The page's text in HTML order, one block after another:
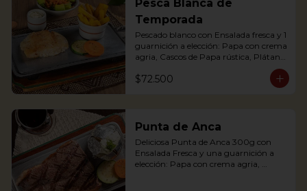
potato with sour cream, accompanied
with a fresh salad.
Pesca Blanca de
Temporada
Pescado blanco con Ensalada fresca y 1
guarnición a elección: Papa con crema
agria, Cascos de Papa rústica, Plátano
maduro con Quesito, Palitos de Yuca,
Puré de Papa y Arracacha
$72.500
Punta de Anca
Deliciosa Punta de Anca 300g con
Ensalada Fresca y una guarnición a
elección: Papa con crema agria,